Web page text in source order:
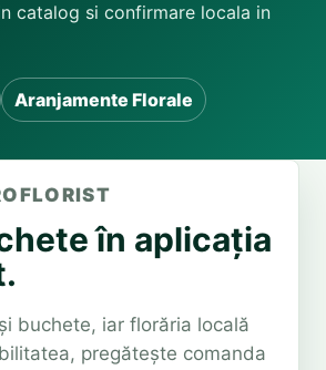
catalog si confirmare locala in
Aranjamente Florale
în aplicația
buchete, iar florăria locală
pregătește comanda